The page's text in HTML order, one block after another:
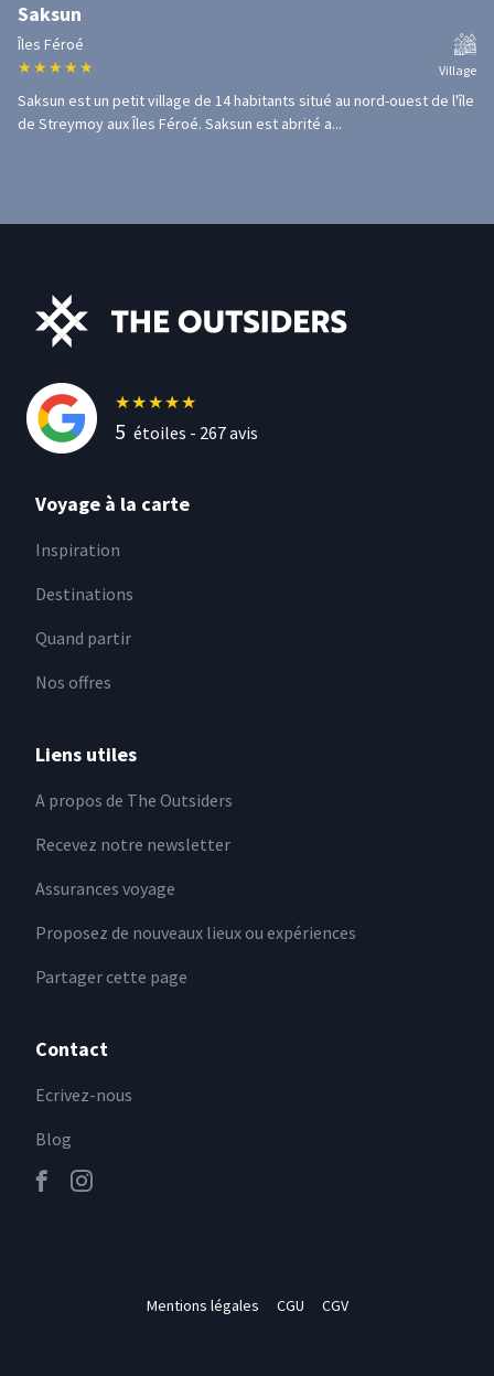
Saksun
Îles Féroé
★ ★ ★ ★ ★ Village
Saksun est un petit village de 14 habitants situé au nord-ouest de l'île
de Streymoy aux Îles Féroé. Saksun est abrité a...
★★★★★
5 étoiles - 267avis
Voyage à la carte
Inspiration
Destinations
Quand partir
Nos offres
Liens utiles
A propos de The Outsiders
Recevez notre newsletter
Assurances voyage
Proposez de nouveaux lieux ou expériences
Partager cette page
Contact
Ecrivez-nous
Blog
Mentions légales CGU CGV